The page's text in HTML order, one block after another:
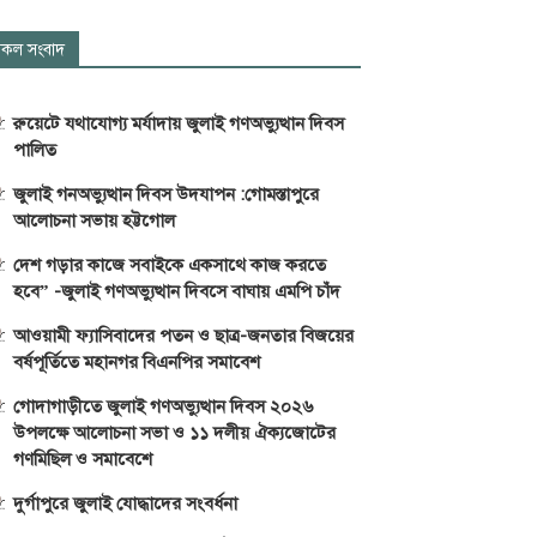
সংবাদ
রুয়েটে যথাযোগ্য মর্যাদায় জুলাই গণঅভ্যুত্থান দিবস
পালিত
জুলাই গনঅভ্যুত্থান দিবস উদযাপন :গোমস্তাপুরে
আলোচনা সভায় হট্টগোল
দেশ গড়ার কাজে সবাইকে একসাথে কাজ করতে
হবে” -জুলাই গণঅভ্যুত্থান দিবসে বাঘায় এমপি চাঁদ
আওয়ামী ফ্যাসিবাদের পতন ও ছাত্র-জনতার বিজয়ের
বর্ষপূর্তিতে মহানগর বিএনপির সমাবেশ
গোদাগাড়ীতে জুলাই গণঅভ্যুত্থান দিবস ২০২৬
উপলক্ষে আলোচনা সভা ও ১১ দলীয় ঐক্যজোটের
গণমিছিল ও সমাবেশে
দুর্গাপুরে জুলাই যোদ্ধাদের সংবর্ধনা